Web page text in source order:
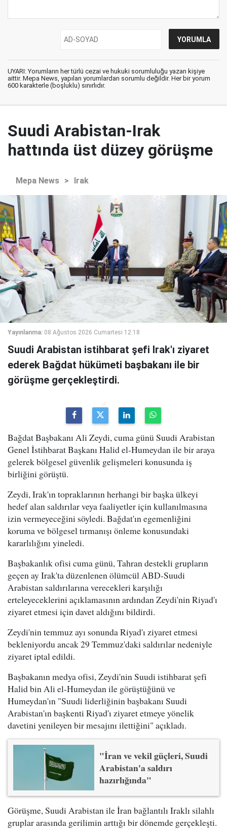
UYARI: Yorumların her türlü cezai ve hukuki sorumluluğu yazan kişiye
aittir. Mepa News, yapılan yorumlardan sorumlu değildir. Her bir yorum
600 karakterle (boşluklu) sınırlıdır.
Suudi Arabistan-Irak
hattında üst düzey görüşme
Mepa News > Irak
Yayınlanma: 08 Ağustos 2026 Cumartesi 12:18
Suudi Arabistan istihbarat şefi Irak'ı ziyaret
ederek Bağdat hükümeti başbakanı ile bir
görüşme gerçekleştirdi.
Bağdat Başbakanı Ali Zeydi, cuma günü Suudi Arabistan
Genel İstihbarat Başkanı Halid el-Humeydan ile bir araya
gelerek bölgesel güvenlik gelişmeleri konusunda iş
birliğini görüştü.
Zeydi, Irak'ın topraklarının herhangi bir başka ülkeyi
hedef alan saldırılar veya faaliyetler için kullanılmasına
izin vermeyeceğini söyledi. Bağdat'ın egemenliğini
koruma ve bölgesel tırmanışı önleme konusundaki
kararlılığını yineledi.
Başbakanlık ofisi cuma günü, Tahran destekli grupların
geçen ay Irak'ta düzenlenen ölümcül ABD-Suudi
Arabistan saldırılarına verecekleri karşılığı
erteleyeceklerini açıklamasının ardından Zeydi'nin Riyad'ı
ziyaret etmesi için davet aldığını bildirdi.
Zeydi'nin temmuz ayı sonunda Riyad'ı ziyaret etmesi
bekleniyordu ancak 29 Temmuz'daki saldırılar nedeniyle
ziyaret iptal edildi.
Başbakanın medya ofisi, Zeydi'nin Suudi istihbarat şefi
Halid bin Ali el-Humeydan ile görüştüğünü ve
Humeydan'ın "Suudi liderliğinin başbakanı Suudi
Arabistan'ın başkenti Riyad'ı ziyaret etmeye yönelik
davetini yenileyen bir mesajını ilettiğini" açıkladı.
"İran ve vekil güçleri, Suudi
Arabistan'a saldırı
hazırlığında"
Görüşme, Suudi Arabistan ile İran bağlantılı Iraklı silahlı
gruplar arasında gerilimin arttığı bir dönemde gerçekleşti.